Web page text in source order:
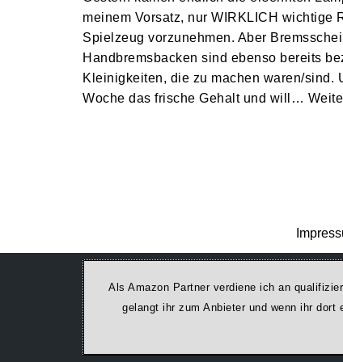
meinem Vorsatz, nur WIRKLICH wichtige
Spielzeug vorzunehmen. Aber
Handbremsbacken sind ebenso bereits
Kleinigkeiten, die zu machen waren/sind.
Woche das frische Gehalt und will…
Als Amazon Partner verdiene ich an
ge­lan­gt ihr zum Anbieter und wenn ihr